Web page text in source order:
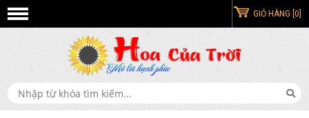
GIỎ HÀNG [0]